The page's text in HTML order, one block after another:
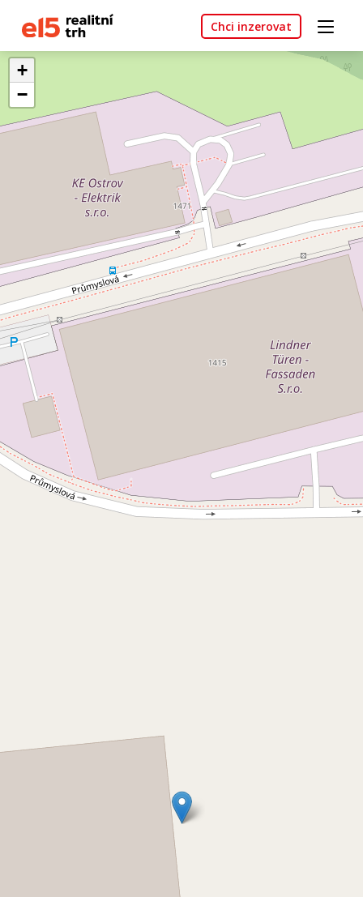
Chci inzerovat
+
−